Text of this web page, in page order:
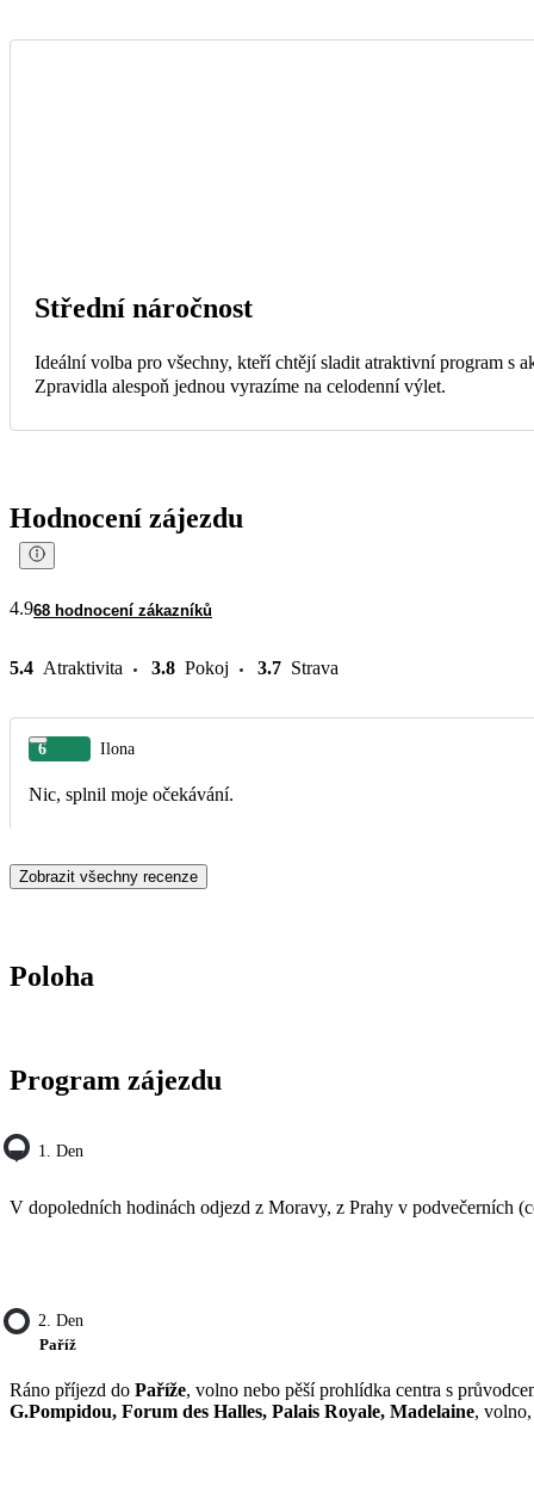
Střední náročnost
Ideální volba pro všechny, kteří chtějí sladit atraktivní program s
Zpravidla alespoň jednou vyrazíme na celodenní výlet.
Hodnocení zájezdu
4.968 hodnocení zákazníků
5.4 Atraktivita 3.8 Pokoj 3.7 Strava
6 Ilona
Nic, splnil moje očekávání.
Zobrazit všechny recenze
Poloha
Program zájezdu
1. Den
V dopoledních hodinách odjezd z Moravy, z Prahy v podvečerních
2. Den
Paříž
Ráno příjezd do Paříže, volno nebo pěší prohlídka centra s
G.Pompidou, Forum des Halles, Palais Royale, Madelaine,